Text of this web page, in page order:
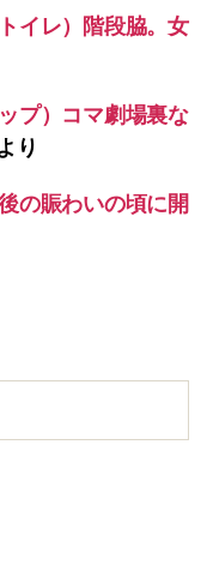
イレ）階段脇。女
プ）コマ劇場裏な
り
の賑わいの頃に開